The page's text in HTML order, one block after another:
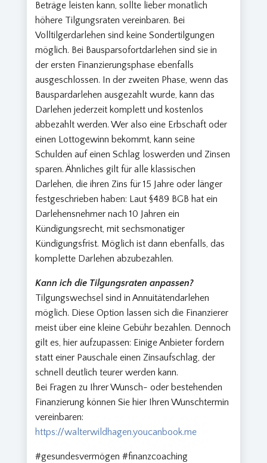
Beträge leisten kann, sollte lieber monatlich
höhere Tilgungsraten vereinbaren. Bei
Volltilgerdarlehen sind keine Sondertilgungen
möglich. Bei Bausparsofortdarlehen sind sie in
der ersten Finanzierungsphase ebenfalls
ausgeschlossen. In der zweiten Phase, wenn das
Bauspardarlehen ausgezahlt wurde, kann das
Darlehen jederzeit komplett und kostenlos
abbezahlt werden. Wer also eine Erbschaft oder
einen Lottogewinn bekommt, kann seine
Schulden auf einen Schlag loswerden und Zinsen
sparen. Ähnliches gilt für alle klassischen
Darlehen, die ihren Zins für 15 Jahre oder länger
festgeschrieben haben: Laut §489 BGB hat ein
Darlehensnehmer nach 10 Jahren ein
Kündigungsrecht, mit sechsmonatiger
Kündigungsfrist. Möglich ist dann ebenfalls, das
komplette Darlehen abzubezahlen.
Kann ich die Tilgungsraten anpassen?
Tilgungswechsel sind in Annuitätendarlehen
möglich. Diese Option lassen sich die Finanzierer
meist über eine kleine Gebühr bezahlen. Dennoch
gilt es, hier aufzupassen: Einige Anbieter fordern
statt einer Pauschale einen Zinsaufschlag, der
schnell deutlich teurer werden kann.
Bei Fragen zu Ihrer Wunsch- oder bestehenden
Finanzierung können Sie hier Ihren Wunschtermin
vereinbaren:
https://walterwildhagen.youcanbook.me
#gesundesvermögen #finanzcoaching